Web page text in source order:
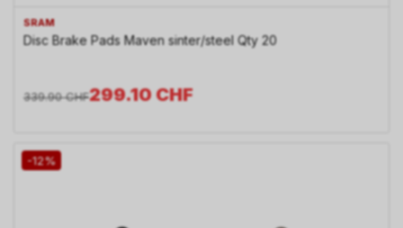
SRAM
Disc Brake Pads Maven sinter/steel Qty 20
299.10CHF
339.90 CHF
-12%